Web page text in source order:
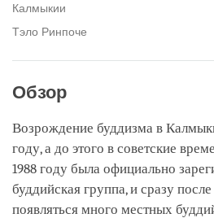
Калмыкии
Тэло Ринпоче
Обзор
Возрождение буддизма в
году, а до этого в советские
1988 году была официально
буддийская группа, и сразу после
появляться много местных